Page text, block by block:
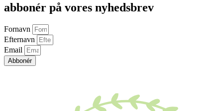
abbonér på vores nyhedsbrev
Fornavn
Efternavn
Email
Abbonér